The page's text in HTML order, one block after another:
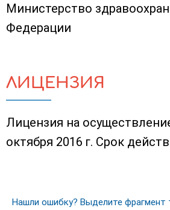
Министерство
Федерации
ЛИЦЕНЗИЯ
Лицензия на
октября 2016 г. Срок
Нашли ошибку? Выделите фрагмент